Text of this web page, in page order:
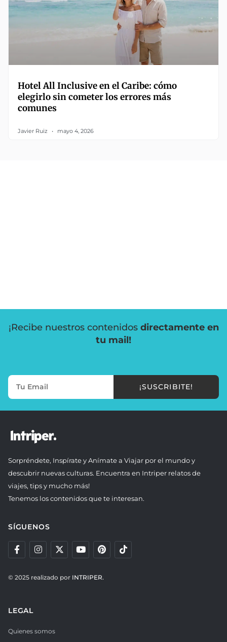
Hotel All Inclusive en el Caribe: cómo
elegirlo sin cometer los errores más
comunes
Javier Ruiz mayo 4, 2026
¡Recibe nuestros contenidos directamente en
tu mail!
¡SUSCRIBITE!
Sorpréndete, Inspírate y Anímate a Viajar por el mundo y
descubrir nuevas culturas. Encuentra en Intriper relatos de
viajes, tips y mucho más!
Tenemos los contenidos que te interesan.
SÍGUENOS
© 2025 realizado por INTRIPER.
LEGAL
Quienes somos